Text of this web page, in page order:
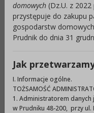
Lektor:
Czytaj odnośniki
Ukryj panel
Wyszukiwarka
domowych (Dz.U. z
przystępuje do zakupu
gospodarstw
Prudnik do dnia 31
Jak
I. Informacje ogólne.
TOŻSAMOŚĆ
1. Administratorem
w Prudniku 48-200, przy